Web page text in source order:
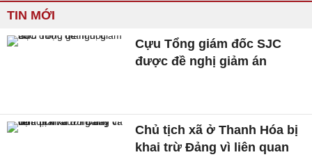
TIN MỚI
Cựu Tổng giám đốc SJC
được đề nghị giảm án
Chủ tịch xã ở Thanh Hóa bị
khai trừ Đảng vì liên quan